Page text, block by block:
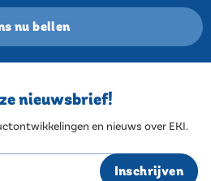
nu bellen
nieuwsbrief!
en nieuws over EKI.
Inschrijven